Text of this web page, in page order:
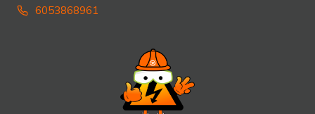
6053868961